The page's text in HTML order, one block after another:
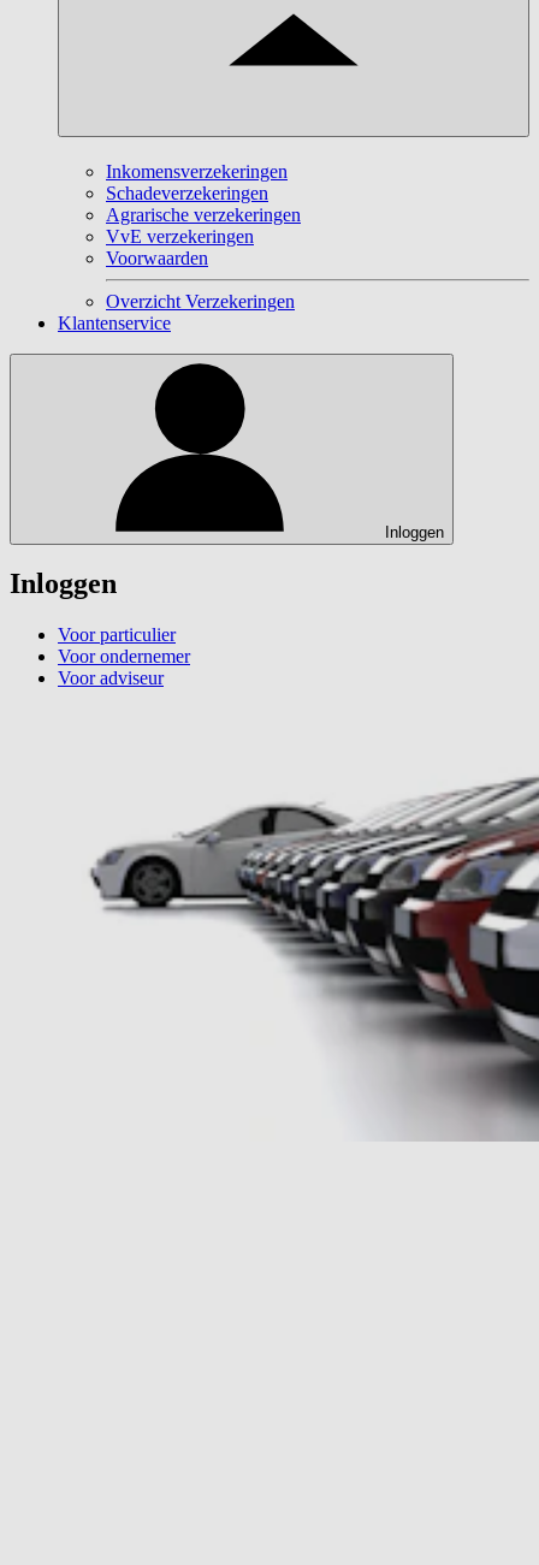
Inkomensverzekeringen
Schadeverzekeringen
Agrarische verzekeringen
VvE verzekeringen
Voorwaarden
Overzicht Verzekeringen
Klantenservice
Inloggen
Inloggen
Voor particulier
Voor ondernemer
Voor adviseur